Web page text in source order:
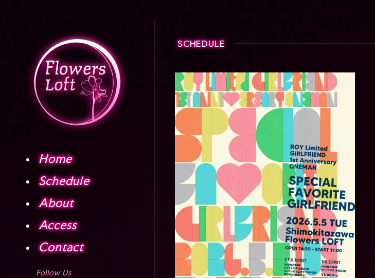
Home
Schedule
About
Access
Contact
Follow Us
SCHEDULE